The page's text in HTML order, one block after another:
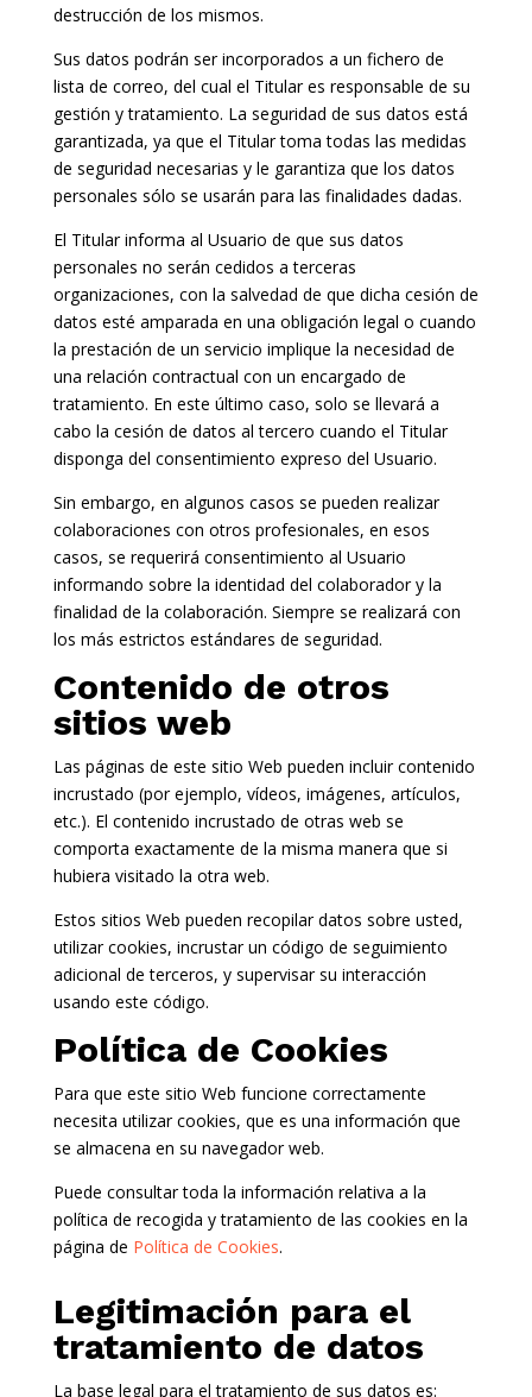
destrucción de los mismos.
Sus datos podrán ser incorporados a un fichero de
lista de correo, del cual el Titular es responsable de su
gestión y tratamiento. La seguridad de sus datos está
garantizada, ya que el Titular toma todas las medidas
de seguridad necesarias y le garantiza que los datos
personales sólo se usarán para las finalidades dadas.
El Titular informa al Usuario de que sus datos
personales no serán cedidos a terceras
organizaciones, con la salvedad de que dicha cesión de
datos esté amparada en una obligación legal o cuando
la prestación de un servicio implique la necesidad de
una relación contractual con un encargado de
tratamiento. En este último caso, solo se llevará a
cabo la cesión de datos al tercero cuando el Titular
disponga del consentimiento expreso del Usuario.
Sin embargo, en algunos casos se pueden realizar
colaboraciones con otros profesionales, en esos
casos, se requerirá consentimiento al Usuario
informando sobre la identidad del colaborador y la
finalidad de la colaboración. Siempre se realizará con
los más estrictos estándares de seguridad.
Contenido de otros
sitios web
Las páginas de este sitio Web pueden incluir contenido
incrustado (por ejemplo, vídeos, imágenes, artículos,
etc.). El contenido incrustado de otras web se
comporta exactamente de la misma manera que si
hubiera visitado la otra web.
Estos sitios Web pueden recopilar datos sobre usted,
utilizar cookies, incrustar un código de seguimiento
adicional de terceros, y supervisar su interacción
usando este código.
Política de Cookies
Para que este sitio Web funcione correctamente
necesita utilizar cookies, que es una información que
se almacena en su navegador web.
Puede consultar toda la información relativa a la
política de recogida y tratamiento de las cookies en la
página de Política de Cookies.
Legitimación para el
tratamiento de datos
La base legal para el tratamiento de sus datos es: